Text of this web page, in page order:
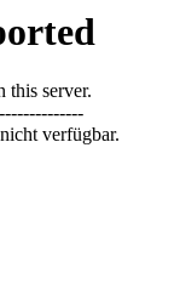
this server.
verfügbar.